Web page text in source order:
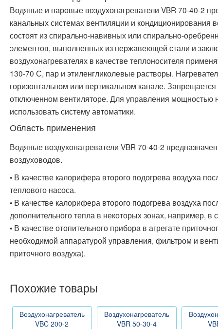
Водяные и паровые воздухонагреватели VBR 70-40-2
канальных системах вентиляции и кондиционирования
состоят из спирально-навивных или спирально-
элементов, выполненных из нержавеющей стали и
воздухонагревателях в качестве теплоносителя
130-70 С, пар и этиленгликолевые растворы.
горизонтальном или вертикальном канале.
отключенном вентиляторе. Для управления мощностью
использовать систему автоматики.
Область применения
Водяные воздухонагреватели VBR 70-40-2
воздуховодов.
• В качестве калорифера второго подогрева воздуха
теплового насоса.
• В качестве калорифера второго подогрева воздуха
дополнительного тепла в некоторых зонах, например, в
• В качестве отопительного прибора в агрегате
необходимой аппаратурой управления, фильтром и
приточного воздуха).
Похожие товары
Воздухонагреватель
VBC 200-2
Воздухонагреватель
VBR 50-30-4